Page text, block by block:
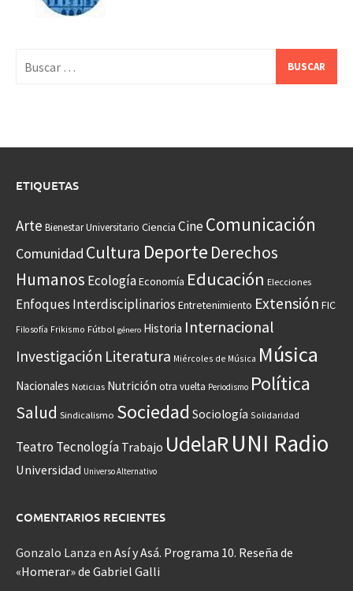
ETIQUETAS
Arte Bienestar Universitario Ciencia CineComunicación
Comunidad Cultura Deporte Derechos
Humanos EcologíaEconomía Educación Elecciones
Enfoques Interdisciplinarios Entretenimiento Extensión FIC
Filosofía Frikismo Fútbol género Historia Internacional
Investigación Literatura Miércoles de Música Música
Nacionales Noticias Nutrición otra vuelta Periodismo Política
Salud Sindicalismo Sociedad Sociología Solidaridad
Teatro Tecnología Trabajo UdelaRUNI Radio
Universidad Universo Alternativo
COMENTARIOS RECIENTES
Gonzalo Lanza en Así y Asá. Programa 10. Reseña de
«Homerar» de Gabriel Galli